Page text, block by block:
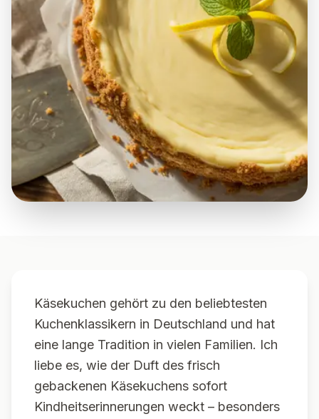
Käsekuchen gehört zu den beliebtesten
Kuchenklassikern in Deutschland und hat
eine lange Tradition in vielen Familien. Ich
liebe es, wie der Duft des frisch
gebackenen Käsekuchens sofort
Kindheitserinnerungen weckt – besonders